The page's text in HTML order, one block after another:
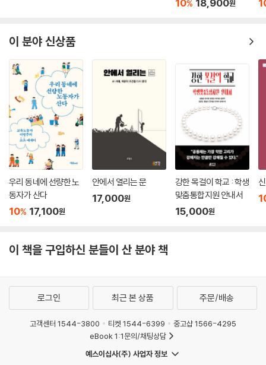
% 원
이 분야 신상품
우리 동네에 선량한 노
동자가 산다
10% 17,100원
안에서 열리는 문
17,000원
강한 목걸이 학교 : 학생
맞춤통합지원 안내서
15,000원
이 책을 구입하신 분들이 산 분야 책
로그인 최근 본 상품 주문/배송
고객센터 1544-3800 티켓 1544-6399
중고샵 1566-4295
eBook 1:1문의/채팅상담
예스이십사(주) 사업자 정보